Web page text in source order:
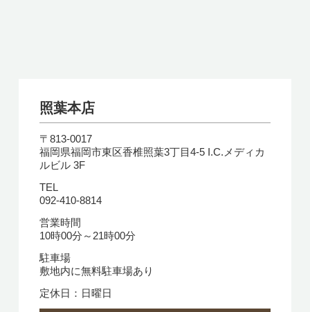
照葉本店
〒813-0017
福岡県福岡市東区香椎照葉3丁目4-5 I.C.メディカ
ルビル 3F
TEL
092-410-8814
営業時間
10時00分～21時00分
駐車場
敷地内に無料駐車場あり
定休日：日曜日